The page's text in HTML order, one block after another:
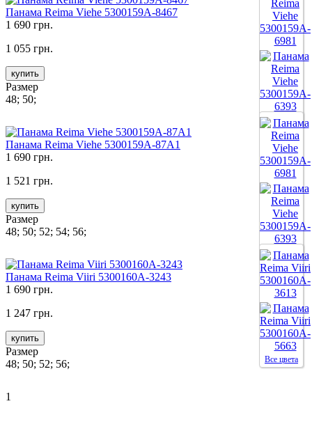
Все цвета
Панама Reima Viehe 5300159A-8467
1 690 грн.
1 055 грн.
купить
Размер
48; 50;
Все цвета
Панама Reima Viehe 5300159A-87A1
1 690 грн.
1 521 грн.
купить
Размер
48; 50; 52; 54; 56;
Все цвета
Панама Reima Viiri 5300160A-3243
1 690 грн.
1 247 грн.
купить
Размер
48; 50; 52; 56;
1